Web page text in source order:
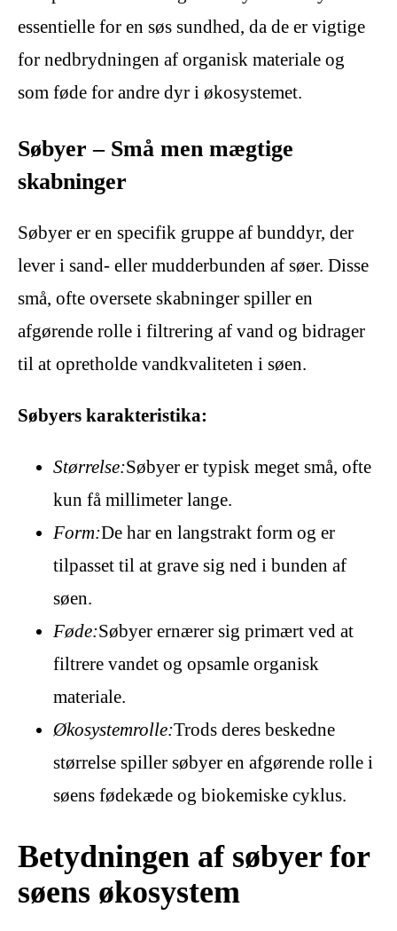
essentielle for en søs sundhed, da de er vigtige
for nedbrydningen af organisk materiale og
som føde for andre dyr i økosystemet.
Søbyer – Små men mægtige
skabninger
Søbyer er en specifik gruppe af bunddyr, der
lever i sand- eller mudderbunden af søer. Disse
små, ofte oversete skabninger spiller en
afgørende rolle i filtrering af vand og bidrager
til at opretholde vandkvaliteten i søen.
Søbyers karakteristika:
Størrelse:Søbyer er typisk meget små, ofte
kun få millimeter lange.
Form:De har en langstrakt form og er
tilpasset til at grave sig ned i bunden af
søen.
Føde:Søbyer ernærer sig primært ved at
filtrere vandet og opsamle organisk
materiale.
Økosystemrolle:Trods deres beskedne
størrelse spiller søbyer en afgørende rolle i
søens fødekæde og biokemiske cyklus.
Betydningen af søbyer for
søens økosystem